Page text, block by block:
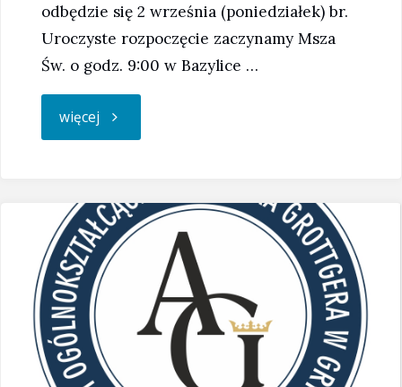
odbędzie się 2 września (poniedziałek) br.
Uroczyste rozpoczęcie zaczynamy Msza
Św. o godz. 9:00 w Bazylice …
więcej "Rozpoczęcie
szkolnego
2019/2020"